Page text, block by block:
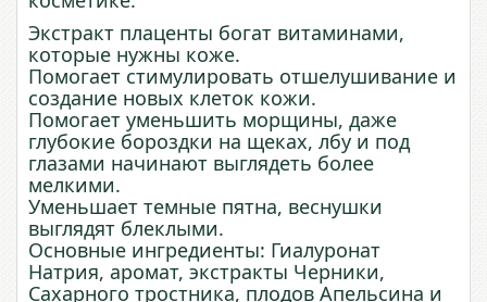
Экстракт плаценты богат витаминами,
которые нужны коже.
Помогает стимулировать отшелушивание и
создание новых клеток кожи.
Помогает уменьшить морщины, даже
глубокие бороздки на щеках, лбу и под
глазами начинают выглядеть более
мелкими.
Уменьшает темные пятна, веснушки
выглядят блеклыми.
Основные ингредиенты: Гиалуронат
Натрия, аромат, экстракты Черники,
Сахарного тростника, плодов Апельсина и